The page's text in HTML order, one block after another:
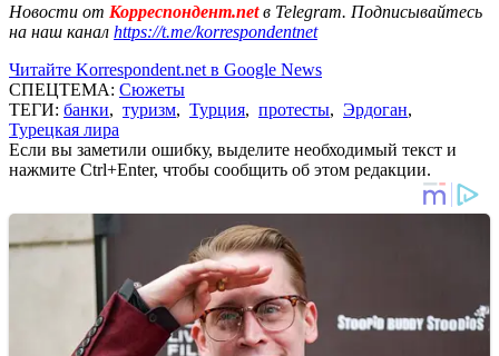
Новости от Корреспондент.netв Telegram. Подписывайтесь
на наш канал https://t.me/korrespondentnet
Читайте Korrespondent.net в Google News
СПЕЦТЕМА: Сюжеты
ТЕГИ: банки, туризм, Турция, протесты, Эрдоган,
Турецкая лира
Если вы заметили ошибку, выделите необходимый текст и
нажмите Ctrl+Enter, чтобы сообщить об этом редакции.